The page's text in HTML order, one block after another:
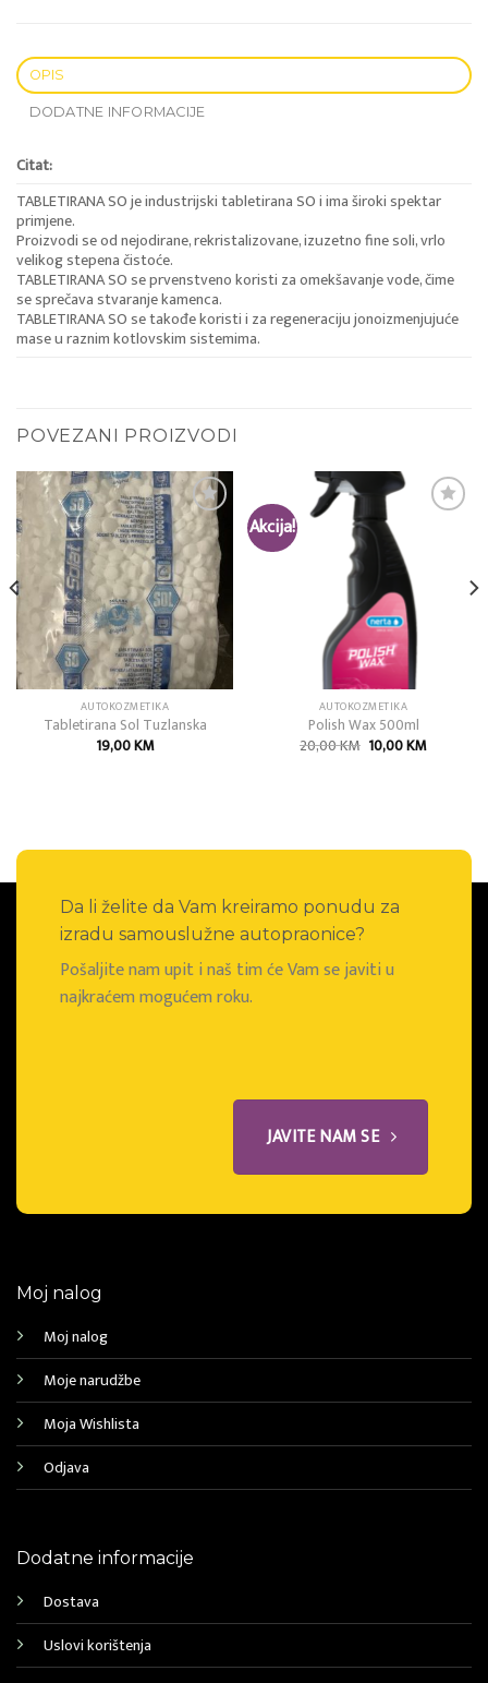
OPIS
DODATNE INFORMACIJE
Citat:
TABLETIRANA SO je industrijski tabletirana SO i ima široki spektar
primjene.
Proizvodi se od nejodirane, rekristalizovane, izuzetno fine soli, vrlo
velikog stepena čistoće.
TABLETIRANA SO se prvenstveno koristi za omekšavanje vode, čime
se sprečava stvaranje kamenca.
TABLETIRANA SO se takođe koristi i za regeneraciju jonoizmenjujuće
mase u raznim kotlovskim sistemima.
POVEZANI PROIZVODI
Add to
wishlist
AUTOKOZMETIKA
Tabletirana Sol Tuzlanska
19,00KM
Akcija!
AUTOKOZMETIKA
Polish Wax 500ml
20,00KM Izvorna
cijena
10,00KMTrenutna
Da li želite da Vam kreiramo ponudu za
izradu samouslužne autopraonice?
Pošaljite nam upit i naš tim će Vam se javiti u
najkraćem mogućem roku.
JAVITE NAM SE
Moj nalog
Moj nalog
Moje narudžbe
Moja Wishlista
Odjava
Dodatne informacije
Dostava
Uslovi korištenja